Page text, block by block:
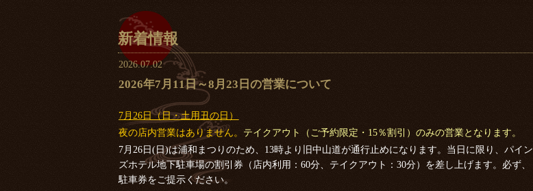
新着情報
2026.07.02
2026年7月11日～8月23日の営業について
7月26日（日・土用丑の日）
夜の店内営業はありません。 テイクアウト（ご予約限定・15％割引）のみの営業となります。
7月26日(日)は浦和まつりのため、13時より旧中山道が通行止めになります。当日に限り、パイン
ズホテル地下駐車場の割引券（店内利用：60分、テイクアウト：30分）を差し上げます。必ず、
駐車券をご提示ください。